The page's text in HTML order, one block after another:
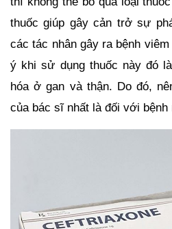
thuốc giúp gây cản trở sự
các tác nhân gây ra bệnh
ý khi sử dụng thuốc này đó
hóa ở gan và thận. Do đó,
của bác sĩ nhất là đối với bệnh